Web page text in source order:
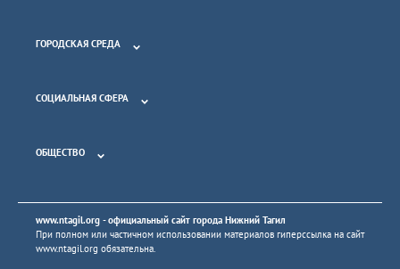
ГОРОДСКАЯ СРЕДА
СОЦИАЛЬНАЯ СФЕРА
ОБЩЕСТВО
www.ntagil.org - официальный сайт города Нижний Тагил
При полном или частичном использовании материалов гиперссылка на сайт
www.ntagil.org обязательна.